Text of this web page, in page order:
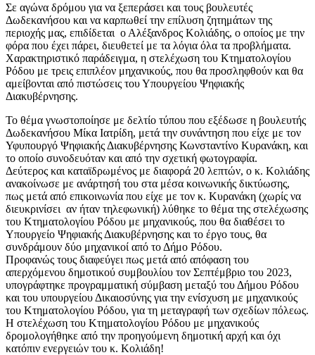
Σε αγώνα δρόμου για να ξεπεράσει και τους βουλευτές
Δωδεκανήσου και να καρπωθεί την επίλυση ζητημάτων της
περιοχής μας, επιδίδεται ο Αλέξανδρος Κολιάδης, ο οποίος με την
φόρα που έχει πάρει, διευθετεί με τα λόγια όλα τα προβλήματα.
Χαρακτηριστικό παράδειγμα, η στελέχωση του Κτηματολογίου
Ρόδου με τρεις επιπλέον μηχανικούς, που θα προσληφθούν και θα
αμείβονται από πιστώσεις του Υπουργείου Ψηφιακής
Διακυβέρνησης.
Το θέμα γνωστοποίησε με δελτίο τύπου που εξέδωσε η βουλευτής
Δωδεκανήσου Μίκα Ιατρίδη, μετά την συνάντηση που είχε με τον
Υφυπουργό Ψηφιακής Διακυβέρνησης Κωνσταντίνο Κυρανάκη, και
το οποίο συνοδευόταν και από την σχετική φωτογραφία.
Δεύτερος και καταϊδρωμένος με διαφορά 20 λεπτών, ο κ. Κολιάδης
ανακοίνωσε με ανάρτησή του στα μέσα κοινωνικής δικτύωσης,
πως μετά από επικοινωνία που είχε με τον κ. Κυρανάκη (χωρίς να
διευκρινίσει αν ήταν τηλεφωνική) λύθηκε το θέμα της στελέχωσης
του Κτηματολογίου Ρόδου με μηχανικούς, που θα διαθέσει το
Υπουργείο Ψηφιακής Διακυβέρνησης και το έργο τους, θα
συνδράμουν δύο μηχανικοί από το Δήμο Ρόδου.
Προφανώς τους διαφεύγει πως μετά από απόφαση του
απερχόμενου δημοτικού συμβουλίου τον Σεπτέμβριο του 2023,
υπογράφτηκε προγραμματική σύμβαση μεταξύ του Δήμου Ρόδου
και του υπουργείου Δικαιοσύνης για την ενίσχυση με μηχανικούς
του Κτηματολογίου Ρόδου, για τη μεταγραφή των σχεδίων πόλεως.
Η στελέχωση του Κτηματολογίου Ρόδου με μηχανικούς
δρομολογήθηκε από την προηγούμενη δημοτική αρχή και όχι
κατόπιν ενεργειών του κ. Κολιάδη!